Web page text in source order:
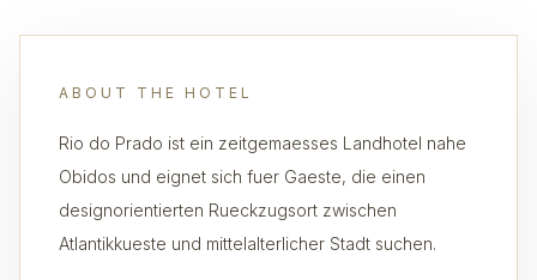
ABOUT THE HOTEL
Rio do Prado ist ein zeitgemaesses Landhotel nahe
Obidos und eignet sich fuer Gaeste, die einen
designorientierten Rueckzugsort zwischen
Atlantikkueste und mittelalterlicher Stadt suchen.